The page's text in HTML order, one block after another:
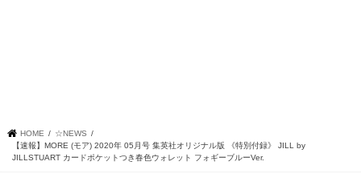
HOME
☆NEWS
【速報】MORE (モア) 2020年 05月号 集英社オリジナル版 《特別付録》 JILL by
JILLSTUART カードポケットつき春色ウォレット フォギーブルーVer.